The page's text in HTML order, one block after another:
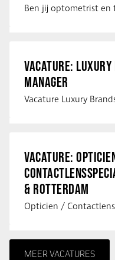
VACATURE:
MANAGER
VACATURE:
& ROTTERDAM
MEER VACATURES